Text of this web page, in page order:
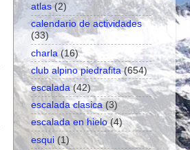
atlas (2)
calendario de actividades
(33)
charla (16)
club alpino piedrafita (654)
escalada (42)
escalada clasica (3)
escalada en hielo (4)
esqui (1)